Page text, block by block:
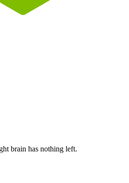
brain has nothing left.